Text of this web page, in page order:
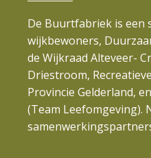
De Buurtfabriek is een
wijkbewoners,
de Wijkraad Alteveer-
Driestroom,
Provincie Gelderland,
(Team Leefomgeving).